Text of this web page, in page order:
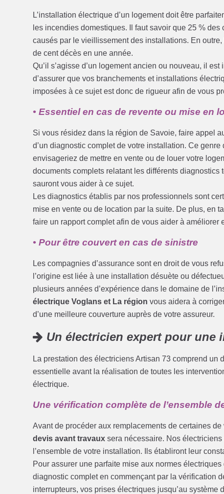
L’installation électrique d’un logement doit être
les incendies domestiques. Il faut savoir que 25 %
causés par le vieillissement des installations. En
de cent décès en une année.
Qu’il s’agisse d’un logement ancien ou nouveau, il
d’assurer que vos branchements et installations
imposées à ce sujet est donc de rigueur afin de vous
• Essentiel en cas de revente ou mise en
Si vous résidez dans la région de Savoie, faire appel
d’un diagnostic complet de votre installation. Ce
envisageriez de mettre en vente ou de louer votre
documents complets relatant les différents
sauront vous aider à ce sujet.
Les diagnostics établis par nos professionnels sont
mise en vente ou de location par la suite. De plus, en
faire un rapport complet afin de vous aider à améliorer
• Pour être couvert en cas de sinistre
Les compagnies d’assurance sont en droit de vous
l’origine est liée à une installation désuète ou
plusieurs années d’expérience dans le domaine de
électrique Voglans et La région vous aidera à
d’une meilleure couverture auprès de votre assureur.
Un électricien expert pour une
La prestation des électriciens Artisan 73 comprend un
essentielle avant la réalisation de toutes les
électrique.
Une vérification complète de l’ensemble
Avant de procéder aux remplacements de certaines
devis avant travaux sera nécessaire. Nos
l’ensemble de votre installation. Ils établiront leur
Pour assurer une parfaite mise aux normes
diagnostic complet en commençant par la vérification
interrupteurs, vos prises électriques jusqu’au système